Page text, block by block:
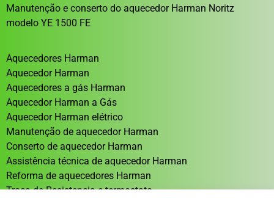
Manutenção e conserto do aquecedor Harman Noritz
modelo YE 1500 FE
Aquecedores Harman
Aquecedor Harman
Aquecedores a gás Harman
Aquecedor Harman a Gás
Aquecedor Harman elétrico
Manutenção de aquecedor Harman
Conserto de aquecedor Harman
Assistência técnica de aquecedor Harman
Reforma de aquecedores Harman
Troca de Resistencia e termostato